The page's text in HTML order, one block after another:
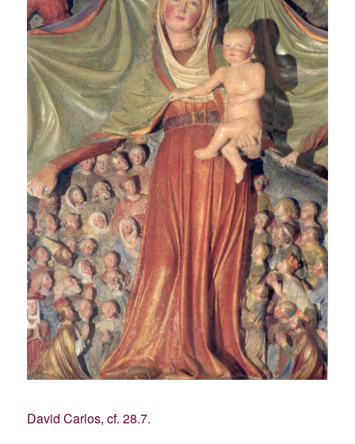
David Carlos, cf. 28.7.